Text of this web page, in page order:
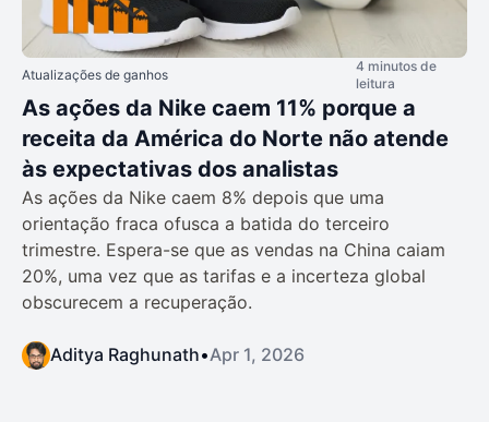
Atualizações de ganhos
4 minutos de
leitura
As ações da Nike caem 11% porque a
receita da América do Norte não atende
às expectativas dos analistas
As ações da Nike caem 8% depois que uma
orientação fraca ofusca a batida do terceiro
trimestre. Espera-se que as vendas na China caiam
20%, uma vez que as tarifas e a incerteza global
obscurecem a recuperação.
Aditya Raghunath•Apr 1, 2026